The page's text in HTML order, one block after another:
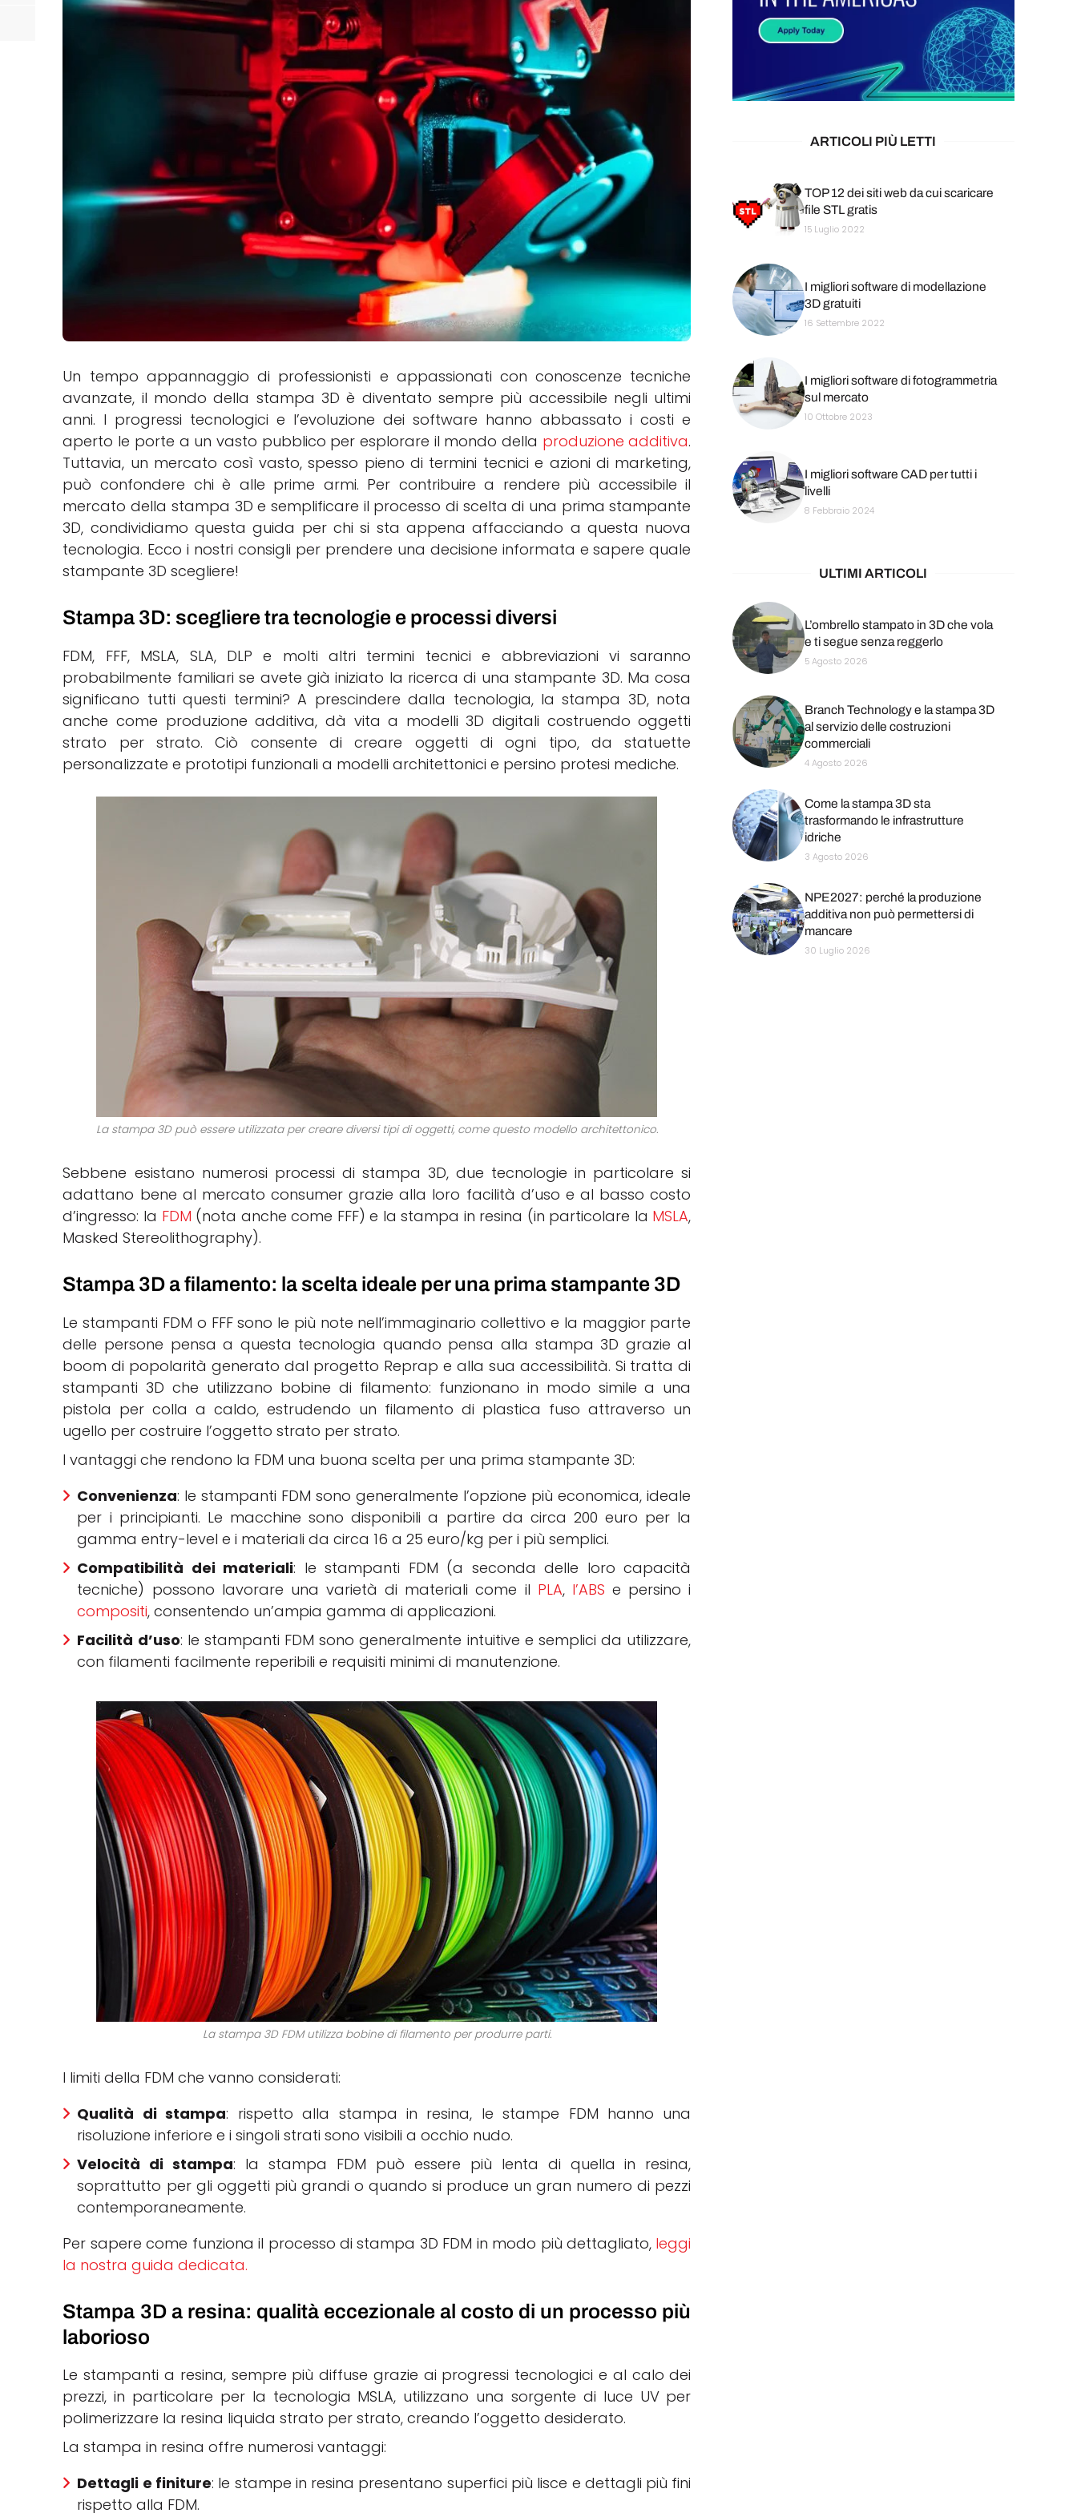
Stampanti 3D
Video
Un tempo appannaggio di professionisti e appassionati con conoscenze tecniche
avanzate, il mondo della stampa 3D è diventato sempre più accessibile negli ultimi
anni. I progressi tecnologici e l’evoluzione dei software hanno abbassato i costi e
aperto le porte a un vasto pubblico per esplorare il mondo della produzione additiva.
Tuttavia, un mercato così vasto, spesso pieno di termini tecnici e azioni di marketing,
può confondere chi è alle prime armi. Per contribuire a rendere più accessibile il
mercato della stampa 3D e semplificare il processo di scelta di una prima stampante
3D, condividiamo questa guida per chi si sta appena affacciando a questa nuova
tecnologia. Ecco i nostri consigli per prendere una decisione informata e sapere quale
stampante 3D scegliere!
Stampa 3D: scegliere tra tecnologie e processi diversi
FDM, FFF, MSLA, SLA, DLP e molti altri termini tecnici e abbreviazioni vi saranno
probabilmente familiari se avete già iniziato la ricerca di una stampante 3D. Ma cosa
significano tutti questi termini? A prescindere dalla tecnologia, la stampa 3D, nota
anche come produzione additiva, dà vita a modelli 3D digitali costruendo oggetti
strato per strato. Ciò consente di creare oggetti di ogni tipo, da statuette
personalizzate e prototipi funzionali a modelli architettonici e persino protesi mediche.
La stampa 3D può essere utilizzata per creare diversi tipi di oggetti, come questo modello architettonico.
Sebbene esistano numerosi processi di stampa 3D, due tecnologie in particolare si
adattano bene al mercato consumer grazie alla loro facilità d’uso e al basso costo
d’ingresso: la FDM (nota anche come FFF) e la stampa in resina (in particolare la MSLA,
Masked Stereolithography).
Stampa 3D a filamento: la scelta ideale per una prima stampante 3D
Le stampanti FDM o FFF sono le più note nell’immaginario collettivo e la maggior parte
delle persone pensa a questa tecnologia quando pensa alla stampa 3D grazie al
boom di popolarità generato dal progetto Reprap e alla sua accessibilità. Si tratta di
stampanti 3D che utilizzano bobine di filamento: funzionano in modo simile a una
pistola per colla a caldo, estrudendo un filamento di plastica fuso attraverso un
ugello per costruire l’oggetto strato per strato.
I vantaggi che rendono la FDM una buona scelta per una prima stampante 3D:
Convenienza: le stampanti FDM sono generalmente l’opzione più economica, ideale
per i principianti. Le macchine sono disponibili a partire da circa 200 euro per la
gamma entry-level e i materiali da circa 16 a 25 euro/kg per i più semplici.
Compatibilità dei materiali: le stampanti FDM (a seconda delle loro capacità
tecniche) possono lavorare una varietà di materiali come il PLA, l’ABS e persino i
compositi, consentendo un’ampia gamma di applicazioni.
Facilità d’uso: le stampanti FDM sono generalmente intuitive e semplici da utilizzare,
con filamenti facilmente reperibili e requisiti minimi di manutenzione.
La stampa 3D FDM utilizza bobine di filamento per produrre parti.
I limiti della FDM che vanno considerati:
Qualità di stampa: rispetto alla stampa in resina, le stampe FDM hanno una
risoluzione inferiore e i singoli strati sono visibili a occhio nudo.
Velocità di stampa: la stampa FDM può essere più lenta di quella in resina,
soprattutto per gli oggetti più grandi o quando si produce un gran numero di pezzi
contemporaneamente.
Per sapere come funziona il processo di stampa 3D FDM in modo più dettagliato, leggi
la nostra guida dedicata.
Stampa 3D a resina: qualità eccezionale al costo di un processo più
laborioso
Le stampanti a resina, sempre più diffuse grazie ai progressi tecnologici e al calo dei
prezzi, in particolare per la tecnologia MSLA, utilizzano una sorgente di luce UV per
polimerizzare la resina liquida strato per strato, creando l’oggetto desiderato.
La stampa in resina offre numerosi vantaggi:
Dettagli e finiture: le stampe in resina presentano superfici più lisce e dettagli più fini
rispetto alla FDM.
ARTICOLI PIÙ LETTI
TOP 12 dei siti web da cui scaricare
file STL gratis
15 Luglio 2022
I migliori software di modellazione
3D gratuiti
16 Settembre 2022
I migliori software di fotogrammetria
sul mercato
10 Ottobre 2023
I migliori software CAD per tutti i
livelli
8 Febbraio 2024
ULTIMI ARTICOLI
L’ombrello stampato in 3D che vola
e ti segue senza reggerlo
5 Agosto 2026
Branch Technology e la stampa 3D
al servizio delle costruzioni
commerciali
4 Agosto 2026
Come la stampa 3D sta
trasformando le infrastrutture
idriche
3 Agosto 2026
NPE2027: perché la produzione
additiva non può permettersi di
mancare
30 Luglio 2026